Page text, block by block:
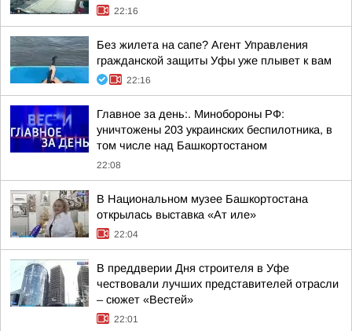
22:16
Без жилета на сапе? Агент Управления
гражданской защиты Уфы уже плывет к вам
22:16
Главное за день:. Минобороны РФ:
уничтожены 203 украинских беспилотника, в
том числе над Башкортостаном
22:08
В Национальном музее Башкортостана
открылась выставка «Ат иле»
22:04
В преддверии Дня строителя в Уфе
чествовали лучших представителей отрасли
– сюжет «Вестей»
22:01